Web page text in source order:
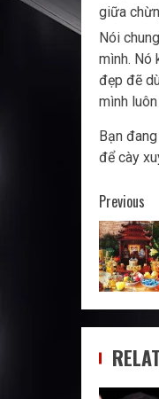
giữa
Nói
mình. Nó
đẹp đẽ
mình
Bạn
để cày
Post
Previous